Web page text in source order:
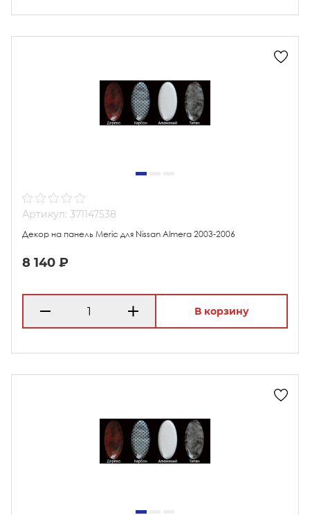
Артикул: 371147538
Декор на панель Meric для Nissan Almera 2003-2006
8 140 ₽
В корзину